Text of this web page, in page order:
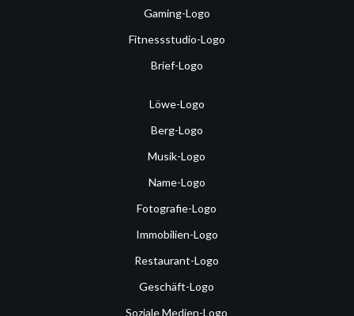
Gaming-Logo
Fitnessstudio-Logo
Brief-Logo
Löwe-Logo
Berg-Logo
Musik-Logo
Name-Logo
Fotografie-Logo
Immobilien-Logo
Restaurant-Logo
Geschäft-Logo
Soziale Medien-Logo